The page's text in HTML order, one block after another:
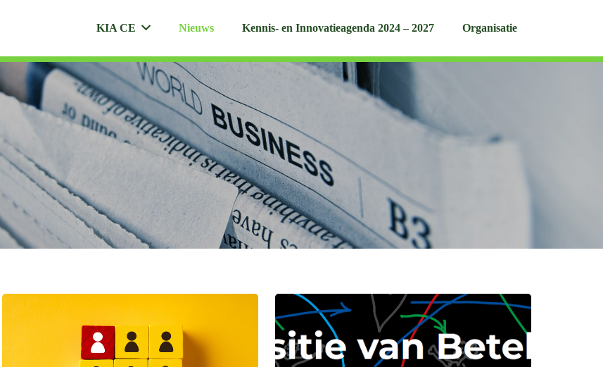
KIA CE Nieuws Kennis- en Innovatieagenda 2024 – 2027 Organisatie